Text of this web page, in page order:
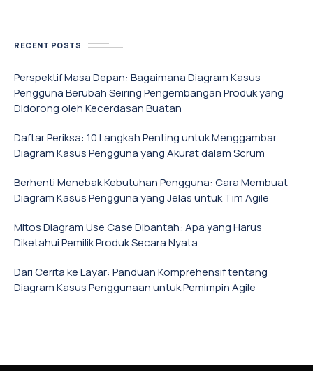
RECENT POSTS
Perspektif Masa Depan: Bagaimana Diagram Kasus
Pengguna Berubah Seiring Pengembangan Produk yang
Didorong oleh Kecerdasan Buatan
Daftar Periksa: 10 Langkah Penting untuk Menggambar
Diagram Kasus Pengguna yang Akurat dalam Scrum
Berhenti Menebak Kebutuhan Pengguna: Cara Membuat
Diagram Kasus Pengguna yang Jelas untuk Tim Agile
Mitos Diagram Use Case Dibantah: Apa yang Harus
Diketahui Pemilik Produk Secara Nyata
Dari Cerita ke Layar: Panduan Komprehensif tentang
Diagram Kasus Penggunaan untuk Pemimpin Agile